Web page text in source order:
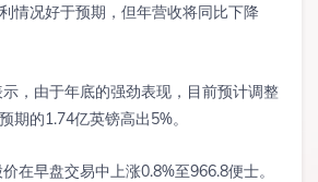
情况好于预期，但年营收将同比下降
，由于年底的强劲表现，目前预计调整
期的1.74亿英镑高出5%。
在早盘交易中上涨0.8%至966.8便士。